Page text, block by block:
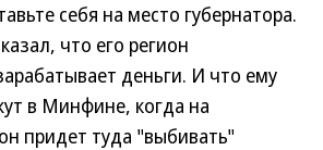
себя на место губернатора.
что его регион
деньги. И что ему
в Минфине, когда на
придет туда "выбивать"